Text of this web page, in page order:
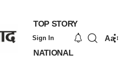
TOP STORY
NATIONAL
Sign In Aa